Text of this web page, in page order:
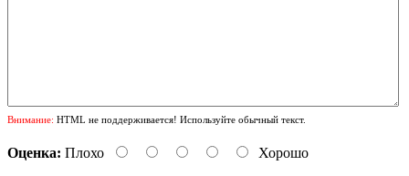
Внимание: HTML не поддерживается! Используйте обычный текст.
Оценка: Плохо Хорошо